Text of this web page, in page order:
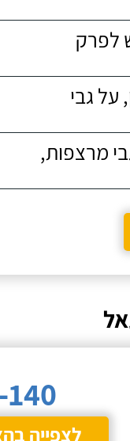
לפרק
גבי
מרצפות,
לצפייה